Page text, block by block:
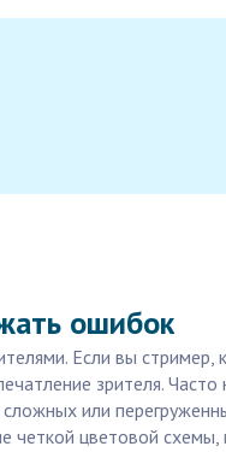
ошибок
Если вы стример,
зрителя.
или
цветовой схемы,